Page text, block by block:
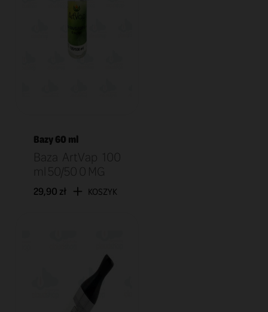
Bazy 60 ml
Baza ArtVap 100
ml 50/50 0 MG
29,90 zł KOSZYK